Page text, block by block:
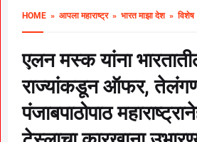
HOME » आपला महाराष्ट्र» भारत माझा देश» विशेष
एलन मस्क यांना
राज्यांकडून ऑफर,
पंजाबपाठोपाठ